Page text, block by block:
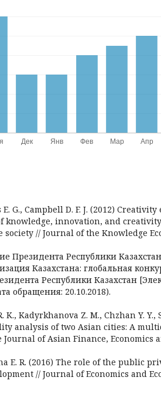
G., Campbell D. F. J. (2012)
knowledge, innovation, and
// Journal of the Knowledge
Президента Республики
Казахстана: глобальная
Республики Казахстан
обращения: 20.10.2018).
K., Kadyrkhanova Z. M., Chzhan Y. Y.,
analysis of two Asian cities: A
of Asian Finance, Economics
E. R. (2016) The role of the public
// Journal of Economics and